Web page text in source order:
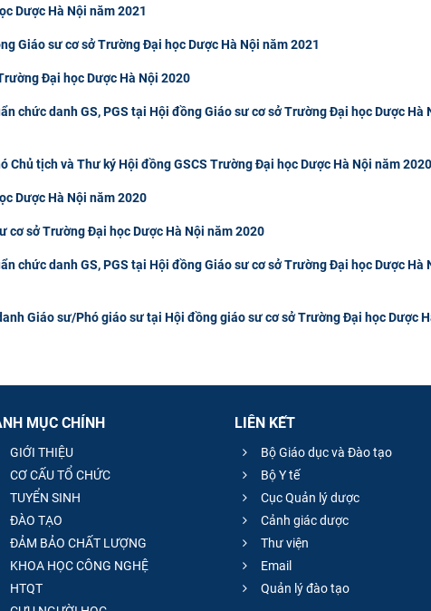
Dược Hà Nội năm 2021
Giáo sư cơ sở Trường Đại học Dược Hà Nội năm 2021
Đại học Dược Hà Nội 2020
chức danh GS, PGS tại Hội đồng Giáo sư cơ sở Trường Đại học Dược Hà
Chủ tịch và Thư ký Hội đồng GSCS Trường Đại học Dược Hà Nội năm 2020
Dược Hà Nội năm 2020
cơ sở Trường Đại học Dược Hà Nội năm 2020
chức danh GS, PGS tại Hội đồng Giáo sư cơ sở Trường Đại học Dược Hà
Giáo sư/Phó giáo sư tại Hội đồng giáo sư cơ sở Trường Đại học Dược
MỤC CHÍNH
GIỚI THIỆU
CƠ CẤU TỔ CHỨC
TUYỂN SINH
ĐÀO TẠO
ĐẢM BẢO CHẤT LƯỢNG
KHOA HỌC CÔNG NGHỆ
HTQT
LIÊN KẾT
Bộ Giáo dục và Đào tạo
Bộ Y tế
Cục Quản lý dược
Cảnh giác dược
Thư viện
Email
Quản lý đào tạo